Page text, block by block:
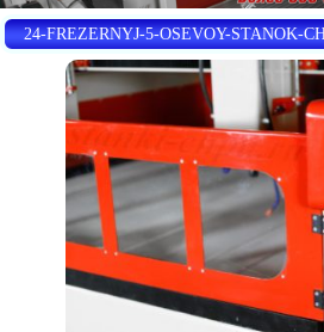
24-FREZERNYJ-5-OSEVOY-STANOK-